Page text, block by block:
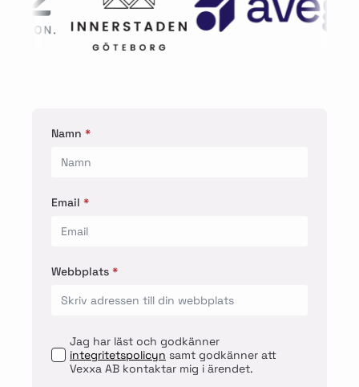
Namn *
Email *
Webbplats *
Jag har läst och godkänner
integritetspolicyn
Vexxa AB kontaktar mig i ärendet.